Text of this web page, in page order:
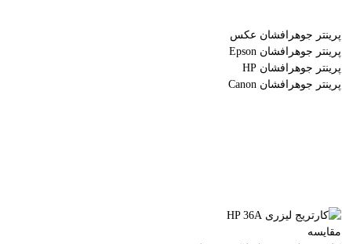
پرینتر جوهرافشان عکس
پرینتر جوهرافشان Epson
پرینتر جوهرافشان HP
پرینتر جوهرافشان Canon
مقایسه